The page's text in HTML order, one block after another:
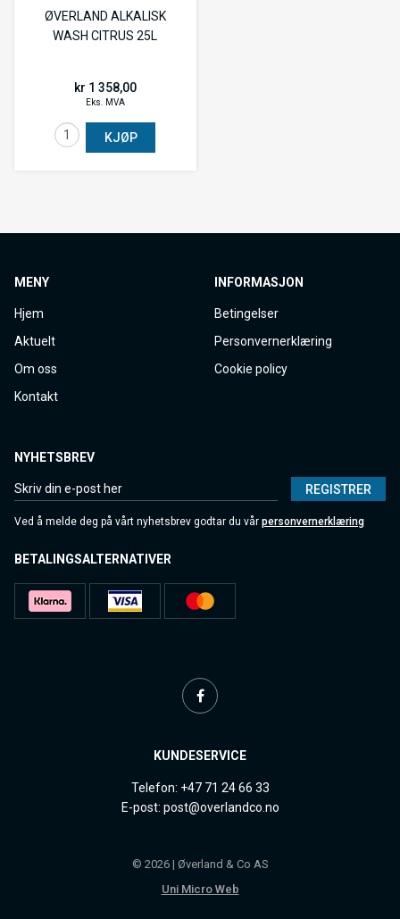
ØVERLAND ALKALISK
WASH CITRUS 25L
kr 1 358,00
Eks. MVA
KJØP
MENY
Hjem
Aktuelt
Om oss
Kontakt
INFORMASJON
Betingelser
Personvernerklæring
Cookie policy
NYHETSBREV
REGISTRER
Ved å melde deg på vårt nyhetsbrev godtar du vår personvernerklæring
BETALINGSALTERNATIVER
KUNDESERVICE
Telefon: +47 71 24 66 33
E-post: post@overlandco.no
© 2026 | Øverland & Co AS
Uni Micro Web